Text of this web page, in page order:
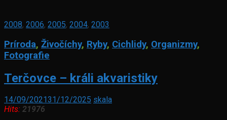
2008, 2006, 2005, 2004, 2003
Príroda, Živočíchy, Ryby, Cichlidy, Organizmy,
Fotografie
Terčovce – králi akvaristiky
14/09/202131/12/2025 skala
Hits: 21976